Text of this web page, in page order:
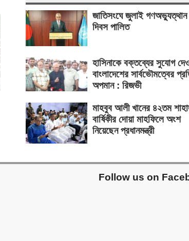
জাতিসংঘে জুলাই গণঅভ্যুত্থান
দিবস পালিত
হাসিনাকে বক্তব্যের সুযোগ
বাংলাদেশের সার্বভৌমত্বের
অপমান : রিজভী
মাহবুব আলী খানের ৪২তম
বার্ষিকীর দোয়া মাহফিলে অংশ
নিয়েছেন প্রধানমন্ত্রী
Follow us on